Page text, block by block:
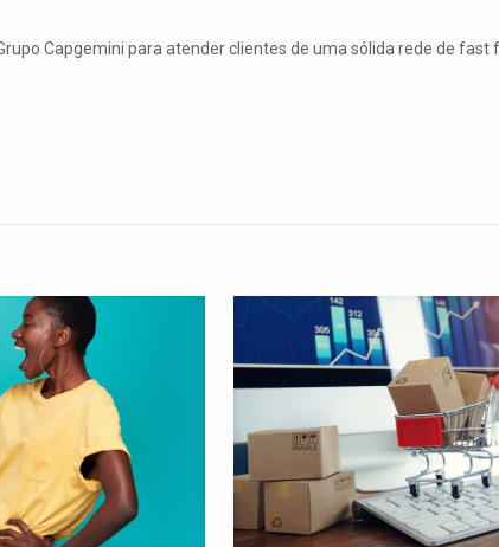
Capgemini para atender clientes de uma sólida rede de fast